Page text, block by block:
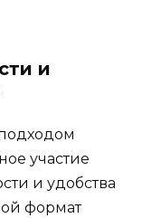
и
участие
и удобства
формат